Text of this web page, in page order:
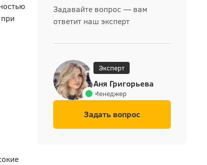
Задавайте вопрос — вам
ответит наш эксперт
Эксперт
Аня Григорьева
Менеджер
Задать вопрос